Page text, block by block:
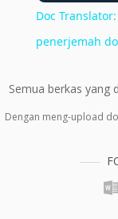
Doc
penerjemah
Semua berkas yang
Dengan meng-upload